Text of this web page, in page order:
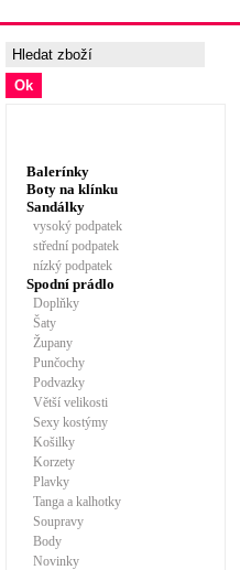
Balerínky
Boty na klínku
Sandálky
vysoký podpatek
střední podpatek
nízký podpatek
Spodní prádlo
Doplňky
Šaty
Župany
Punčochy
Podvazky
Větší velikosti
Sexy kostýmy
Košilky
Korzety
Plavky
Tanga a kalhotky
Soupravy
Body
Novinky